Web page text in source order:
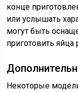
конце
или услышать
могут быть
приготовить
Некоторые